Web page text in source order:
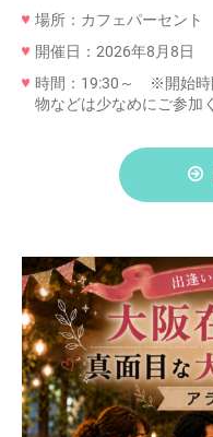
場所：カフェパーセン
開催日：2026年8月8日
時間：19:30～ ※開始時
物などは少なめにご参加